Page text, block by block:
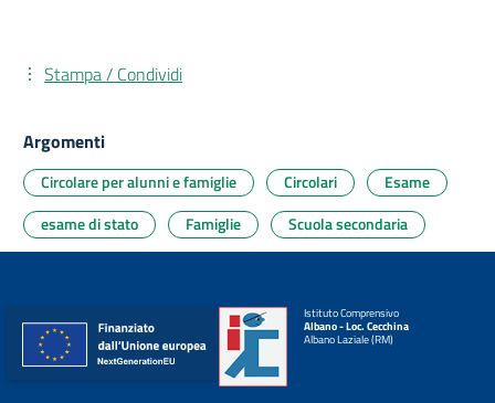
Stampa / Condividi
Argomenti
Circolare per alunni e famiglie Circolari
Esame
esame di stato
Famiglie Scuola secondaria
Istituto Comprensivo
Albano - Loc. Cecchina
Albano Laziale (RM)